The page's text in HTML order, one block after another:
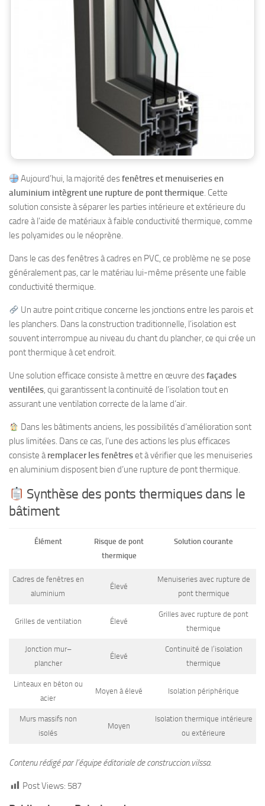
Aujourd’hui, la majorité desfenêtres et menuiseries en
aluminium intègrent une rupture de pont thermique. Cette
solution consiste à séparer les parties intérieure et extérieure du
cadre à l’aide de matériaux à faible conductivité thermique, comme
les polyamides ou le néoprène.
Dans le cas des fenêtres à cadres en PVC, ce problème ne se pose
généralement pas, car le matériau lui-même présente une faible
conductivité thermique.
Un autre point critique concerne les jonctions entre les parois et
les planchers. Dans la construction traditionnelle, l’isolation est
souvent interrompue au niveau du chant du plancher, ce qui crée un
pont thermique à cet endroit.
Une solution efficace consiste à mettre en œuvre desfaçades
ventilées, qui garantissent la continuité de l’isolation tout en
assurant une ventilation correcte de la lame d’air.
Dans les bâtiments anciens, les possibilités d’amélioration sont
plus limitées. Dans ce cas, l’une des actions les plus efficaces
consiste àremplacer les fenêtreset à vérifier que les menuiseries
en aluminium disposent bien d’une rupture de pont thermique.
Synthèse des ponts thermiques dans le
bâtiment
Élément
Risque de pont
thermique
Solution courante
Cadres de fenêtres en
aluminium
Élevé
Menuiseries avec rupture de
pont thermique
Grilles de ventilation Élevé
Grilles avec rupture de pont
thermique
Jonction mur–
plancher
Élevé
Continuité de l’isolation
thermique
Linteaux en béton ou
acier
Moyen à élevé Isolation périphérique
Murs massifs non
isolés
Moyen
Isolation thermique intérieure
ou extérieure
Contenu rédigé par l’équipe éditoriale de construccion.vilssa.
Post Views: 587